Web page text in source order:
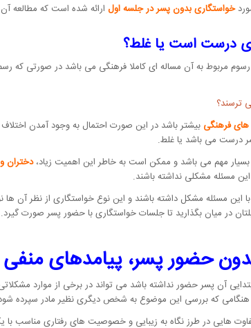
خواستگاری بدون پسر در جلسه اول ارائه شده است که مطالعه
درست است یا غلط؟
مربوط به آن مساله ای کاملا فرهنگی می باشد در صورتی که
ترسند؟
فرهنگی بیشتر باشد در این صورت احتمال به وجود آمدن
درست می باشد یا غلط.
بسیار مهم می باشد و ممکن است به خاطر این اهمیت زیاد،دختران
این مسئله مشکلی نداشته باشند.
این مسئله مشکل داشته باشند و این نوع خواستگاری از نظر آن
در میان بگذارید تا جلسات خواستگاری با حضور پسر صورت گیرد.
حضور پسر، پیامدهای منفی
آن پسر حضور نداشته باشد می تواند در برخی از موارد
هنگامی که بررسی این موضوع به شخص دیگری نظیر مادر سپرده
هایی در طرز نگاه به زیبایی و خصوصیت های رفتاری